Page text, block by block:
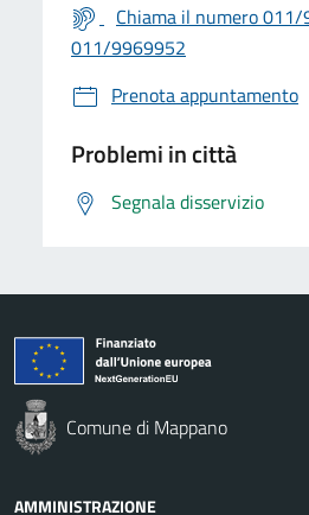
Chiama il numero
011/9969952
Prenota appuntamento
Problemi in città
Segnala disservizio
Comune di Mappano
AMMINISTRAZIONE